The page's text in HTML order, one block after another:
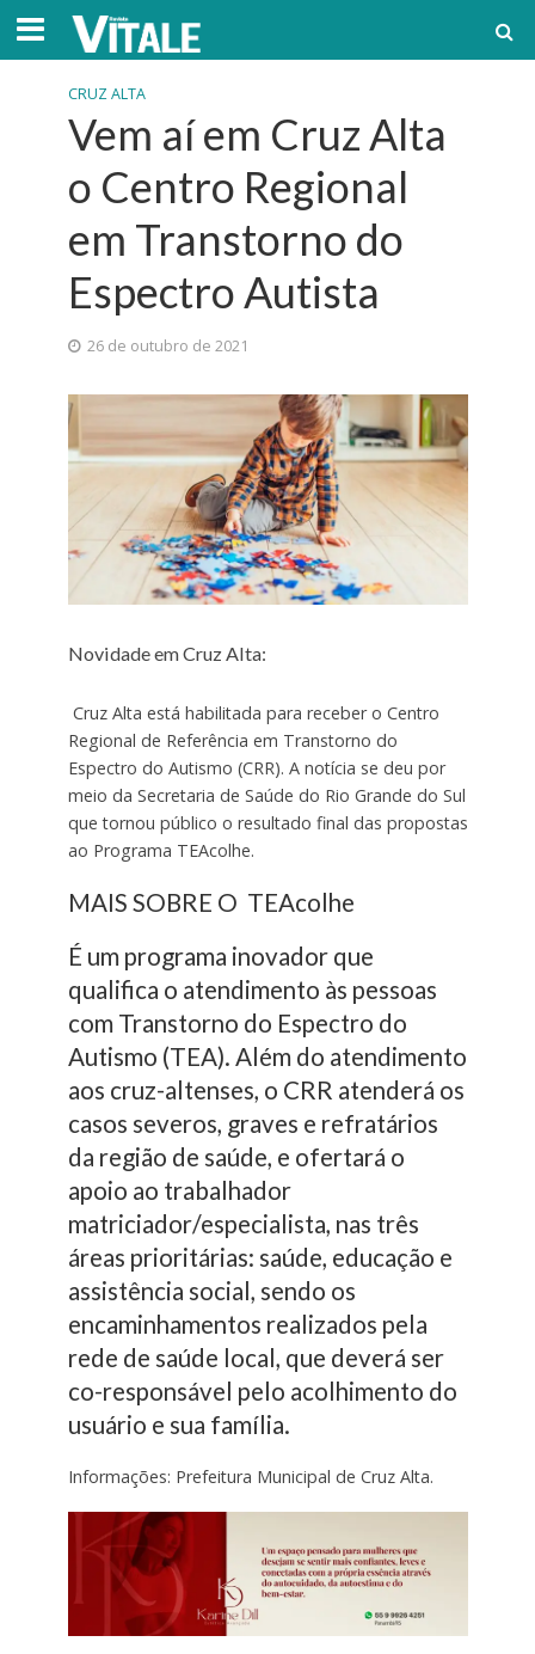
CRUZ ALTA
Vem aí em Cruz Alta
o Centro Regional
em Transtorno do
Espectro Autista
26 de outubro de 2021
Novidade em Cruz Alta:
Cruz Alta está habilitada para receber o Centro
Regional de Referência em Transtorno do
Espectro do Autismo (CRR). A notícia se deu por
meio da Secretaria de Saúde do Rio Grande do Sul
que tornou público o resultado final das propostas
ao Programa TEAcolhe.
MAIS SOBRE O TEAcolhe
É um programa inovador que
qualifica o atendimento às pessoas
com Transtorno do Espectro do
Autismo (TEA). Além do atendimento
aos cruz-altenses, o CRR atenderá os
casos severos, graves e refratários
da região de saúde, e ofertará o
apoio ao trabalhador
matriciador/especialista, nas três
áreas prioritárias: saúde, educação e
assistência social, sendo os
encaminhamentos realizados pela
rede de saúde local, que deverá ser
co-responsável pelo acolhimento do
usuário e sua família.
Informações: Prefeitura Municipal de Cruz Alta.